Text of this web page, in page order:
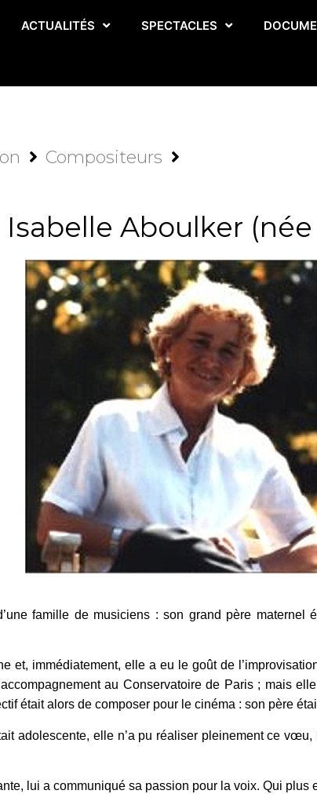
ACTUALITÉS SPECTACLES
Compositeurs
Isabelle Aboulker (née
famille de musiciens : son grand père
et, immédiatement, elle a eu le goût de
au Conservatoire de Paris ; mais
était alors de composer pour le cinéma : son père
adolescente, elle n’a pu réaliser pleinement ce
lui a communiqué sa passion pour la voix. Qui